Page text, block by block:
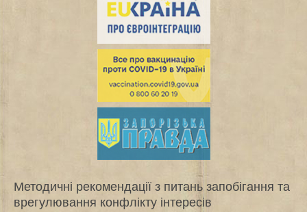
Методичні рекомендації з питань запобігання та
врегулювання конфлікту інтересів